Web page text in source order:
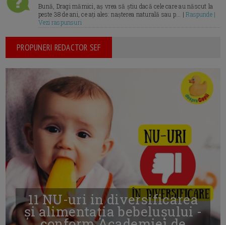
Bună, Dragi mămici, aș vrea să știu dacă cele care au născut la
peste 38 de ani, ce ați ales: nașterea naturală sau p... |Raspunde |
Vezi raspunsuri
PROPUNERI REDACTOR SEF
11 NU-uri in diversificarea
și alimentația bebelușului -